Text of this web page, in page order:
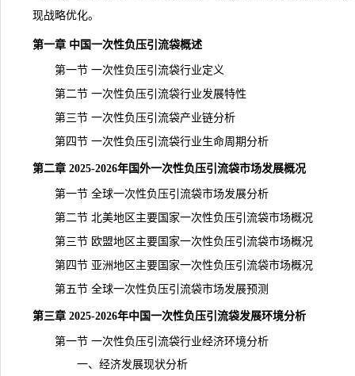
现战略优化。
第一章 中国一次性负压引流袋概述
第一节 一次性负压引流袋行业定义
第二节 一次性负压引流袋行业发展特性
第三节 一次性负压引流袋产业链分析
第四节 一次性负压引流袋行业生命周期分析
第二章 2025-2026年国外一次性负压引流袋市场发展概况
第一节 全球一次性负压引流袋市场发展分析
第二节 北美地区主要国家一次性负压引流袋市场概况
第三节 欧盟地区主要国家一次性负压引流袋市场概况
第四节 亚洲地区主要国家一次性负压引流袋市场概况
第五节 全球一次性负压引流袋市场发展预测
第三章 2025-2026年中国一次性负压引流袋发展环境分析
第一节 一次性负压引流袋行业经济环境分析
一、经济发展现状分析